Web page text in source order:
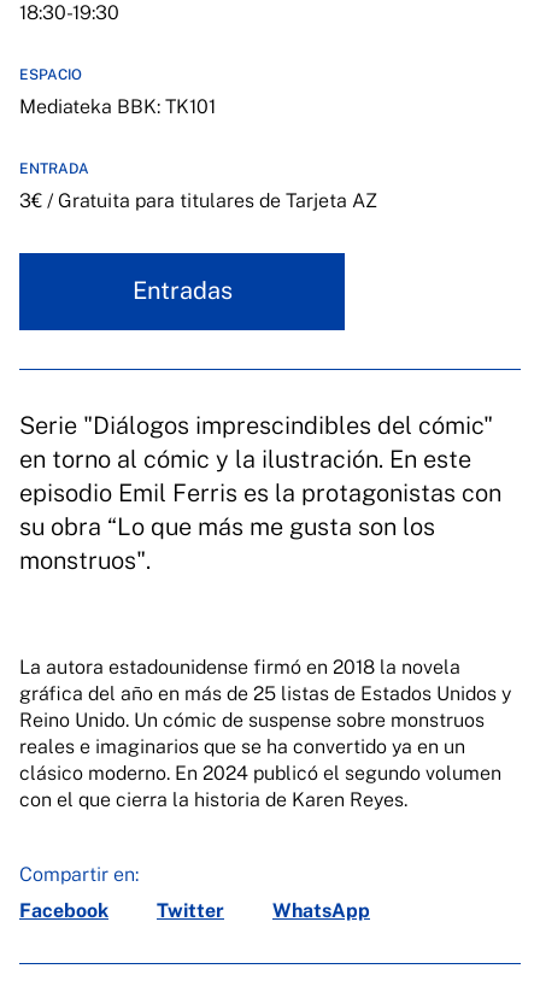
18:30-19:30
ESPACIO
Mediateka BBK: TK101
ENTRADA
3€ / Gratuita para titulares de Tarjeta AZ
Entradas
Serie "Diálogos imprescindibles del cómic"
en torno al cómic y la ilustración. En este
episodio Emil Ferris es la protagonistas con
su obra “Lo que más me gusta son los
monstruos".
La autora estadounidense firmó en 2018 la novela
gráfica del año en más de 25 listas de Estados Unidos y
Reino Unido. Un cómic de suspense sobre monstruos
reales e imaginarios que se ha convertido ya en un
clásico moderno. En 2024 publicó el segundo volumen
con el que cierra la historia de Karen Reyes.
Compartir en:
Facebook
Twitter WhatsApp